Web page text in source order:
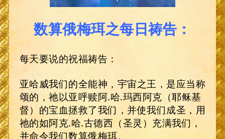
数算俄梅珥之每日祷告：
每天要说的祝福祷告：
亚哈威我们的全能神，宇宙之王，是应当称
颂的，祂以亚呼赎阿.哈.玛西阿克（耶稣基
督）的宝血拯救了我们，并使我们成圣，用
祂的如阿克.哈.古德西（圣灵）充满我们，
并命令我们数算俄梅珥。